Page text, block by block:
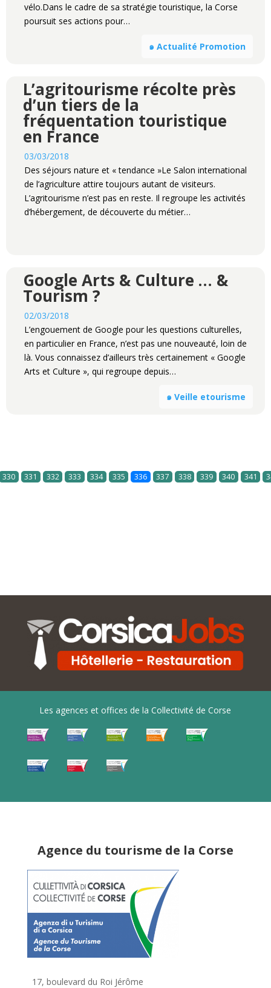
vélo.Dans le cadre de sa stratégie touristique, la Corse
poursuit ses actions pour…
๑ Actualité Promotion
L’agritourisme récolte près
d’un tiers de la
fréquentation touristique
en France
03/03/2018
Des séjours nature et « tendance »Le Salon international
de l’agriculture attire toujours autant de visiteurs.
L’agritourisme n’est pas en reste. Il regroupe les activités
d’hébergement, de découverte du métier…
Google Arts & Culture … &
Tourism ?
02/03/2018
L’engouement de Google pour les questions culturelles,
en particulier en France, n’est pas une nouveauté, loin de
là. Vous connaissez d’ailleurs très certainement « Google
Arts et Culture », qui regroupe depuis…
๑ Veille etourisme
330 331 332 333 334 335 336 337 338 339 340 341
Les agences et offices de la Collectivité de Corse
Agence du tourisme de la Corse
17, boulevard du Roi Jérôme